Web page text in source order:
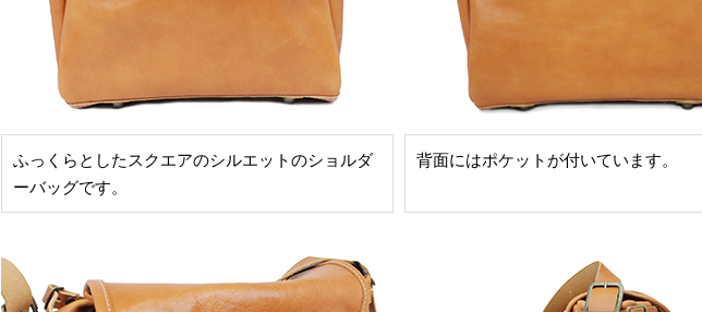
ふっくらとしたスクエアのシルエットのショルダ
ーバッグです。
背面にはポケットが付いています。